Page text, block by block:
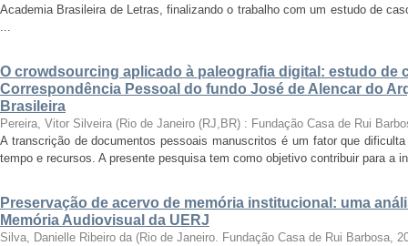
Academia Brasileira de Letras, finalizando o trabalho com um estudo de
O crowdsourcing aplicado à paleografia digital: estudo de
Correspondência Pessoal do fundo José de Alencar do
Brasileira
Pereira, Vitor Silveira (Rio de Janeiro (RJ,BR) : Fundação Casa de Rui
A transcrição de documentos pessoais manuscritos é um fator que
tempo e recursos. A presente pesquisa tem como objetivo contribuir para a
Preservação de acervo de memória institucional: uma
Memória Audiovisual da UERJ
Silva, Danielle Ribeiro da (Rio de Janeiro. Fundação Casa de Rui Barbosa